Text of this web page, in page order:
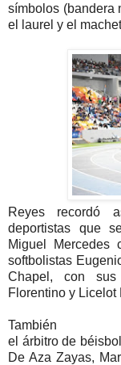
símbolos (bandera
el laurel y el
Reyes recordó
deportistas que
Miguel Mercedes
softbolistas
Chapel, con sus
Florentino y Licelot
También
el árbitro de
De Aza Zayas,